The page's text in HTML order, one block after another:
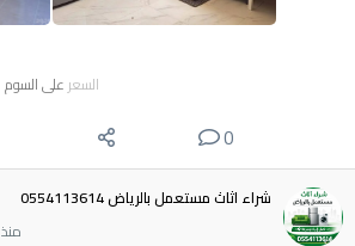
السعر على السوم
0
شراء اثاث مستعمل بالرياض 0554113614
منذ 4 ساعات